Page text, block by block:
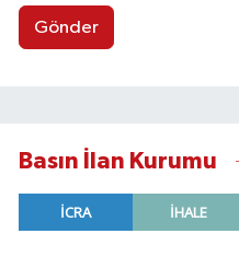
Gönder
Basın İlan Kurumu